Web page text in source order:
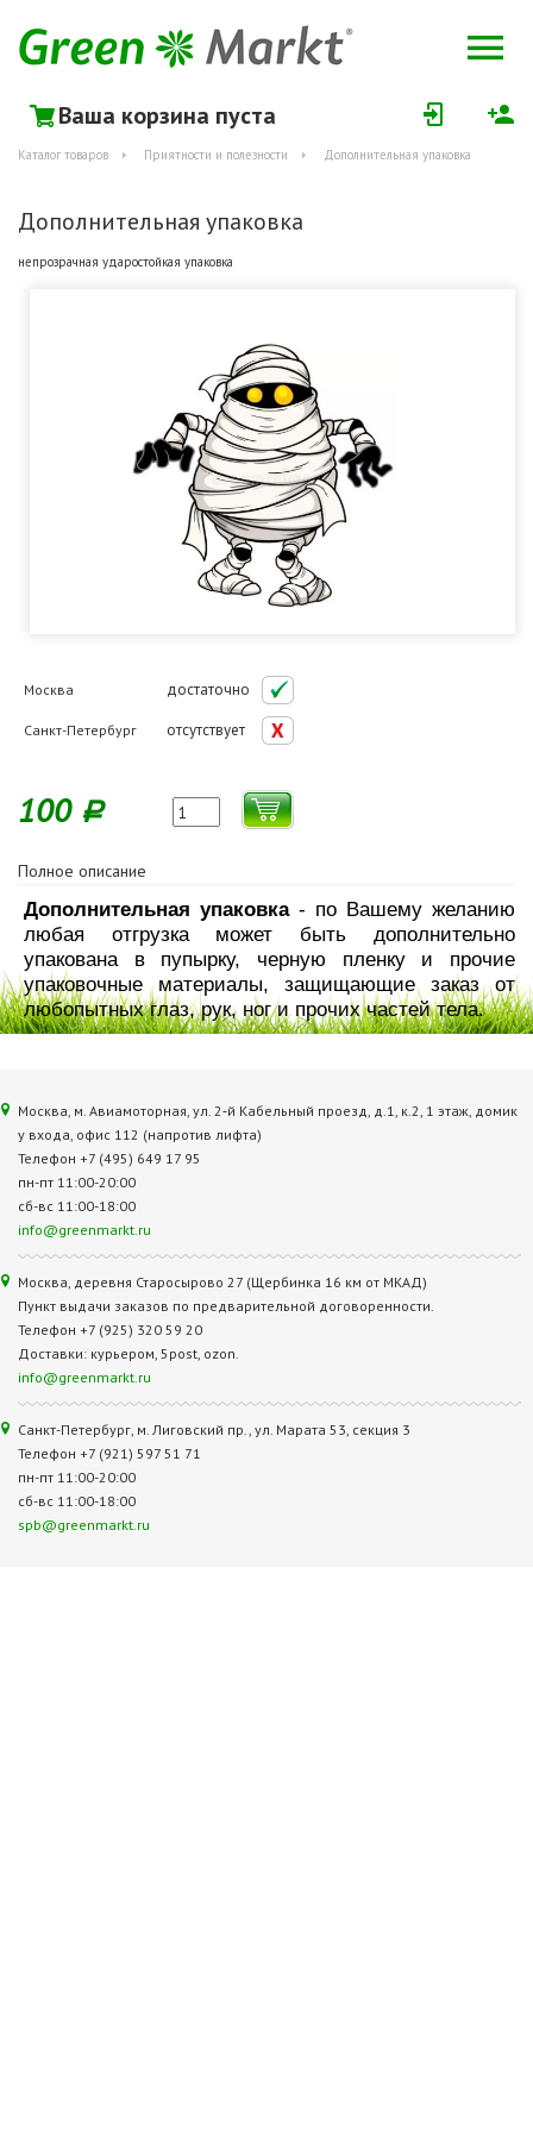
Ваша корзина пуста
Каталог товаров Приятности и полезности Дополнительная упаковка
Дополнительная упаковка
непрозрачная ударостойкая упаковка
Москва достаточно
Санкт-Петербург отсутствует
100 Р
Полное описание
Дополнительная упаковка - по Вашему желанию
любая отгрузка может быть дополнительно
упакована в пупырку, черную пленку и прочие
упаковочные материалы, защищающие заказ от
любопытных глаз, рук, ног и прочих частей тела.
Москва, м. Авиамоторная, ул. 2‑й Кабельный проезд, д.1, к.2, 1 этаж, домик
у входа, офис 112 (напротив лифта)
Телефон +7 (495) 649 17 95
пн-пт 11:00-20:00
сб-вс 11:00-18:00
info@greenmarkt.ru
Москва, деревня Старосырово 27 (Щербинка 16 км от МКАД)
Пункт выдачи заказов по предварительной договоренности.
Телефон +7 (925) 320 59 20
Доставки: курьером, 5post, ozon.
info@greenmarkt.ru
Санкт-Петербург, м. Лиговский пр., ул. Марата 53, секция 3
Телефон +7 (921) 597 51 71
пн-пт 11:00-20:00
сб-вс 11:00-18:00
spb@greenmarkt.ru